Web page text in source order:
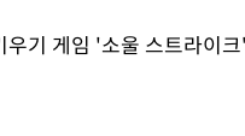
나스닥 1.3%↑
우기 게임 '소울 스트라이